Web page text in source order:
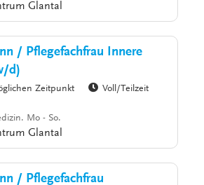
Glantal
/ Pflegefachfrau Innere
d)
Zeitpunkt
Voll/Teilzeit
Mo - So.
Glantal
/ Pflegefachfrau